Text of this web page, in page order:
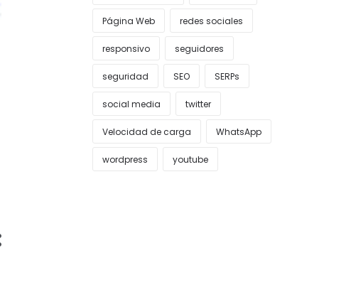
Página Web redes sociales
responsivo seguidores
seguridad SEO SERPs
social media twitter
Velocidad de carga WhatsApp
wordpress youtube